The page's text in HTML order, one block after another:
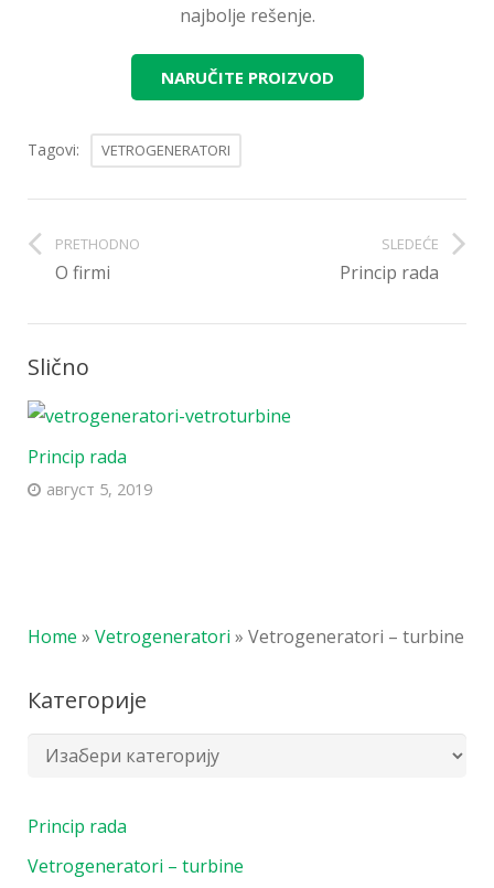
najbolje rešenje.
NARUČITE PROIZVOD
Tagovi: VETROGENERATORI
PRETHODNO
O firmi
SLEDEĆE
Princip rada
Slično
Princip rada
август 5, 2019
Home » Vetrogeneratori » Vetrogeneratori – turbine
Категорије
Princip rada
Vetrogeneratori – turbine